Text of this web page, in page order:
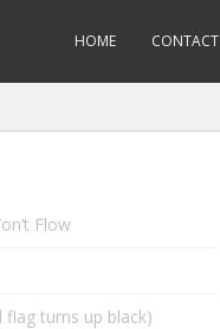
HOME CONTACT
Flow
flag turns up black)